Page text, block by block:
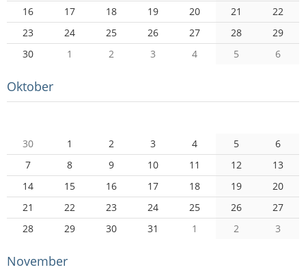
16
17 18 19 20 21
22
23
24 25 26 27 28
29
30
1 2 3 4 5 6
Oktober
30
1 2 3 4 5
6
7
8 9 10 11 12
13
14
15 16 17 18 19
20
21
22 23 24 25 26
27
28
29 30 31 1 2 3
November